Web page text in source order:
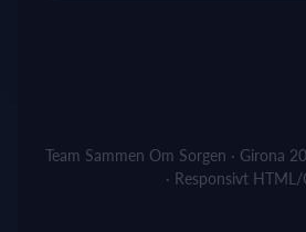
Team Sammen Om Sorgen · Girona
· Responsivt HTML/